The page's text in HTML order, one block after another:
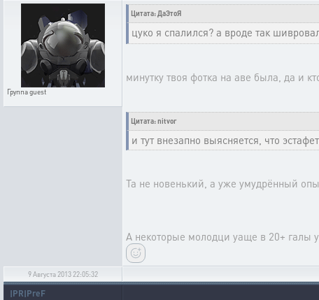
Группаguest
Цитата: ДаЭтоЯ
цуко я спалился? а вроде так
минутку твоя фотка на аве была, да и
Цитата: nitvor
и тут внезапно выясняется, что
Та не новенький, а уже умудрённый
А некоторые молодци уаще в 20+ галы
9 Августа 2013 22:05:32
|PR|PreF